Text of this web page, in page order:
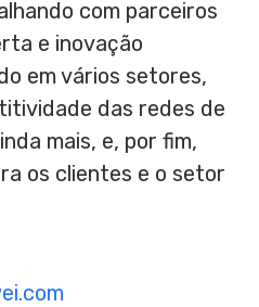
com parceiros
e inovação
em vários setores,
das redes de
mais, e, por fim,
os clientes e o setor